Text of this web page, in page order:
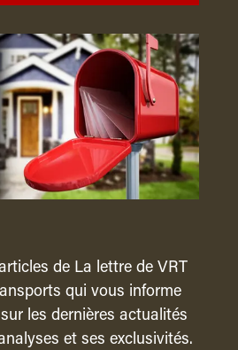
de La lettre de VRT
qui vous informe
les dernières actualités
et ses exclusivités.